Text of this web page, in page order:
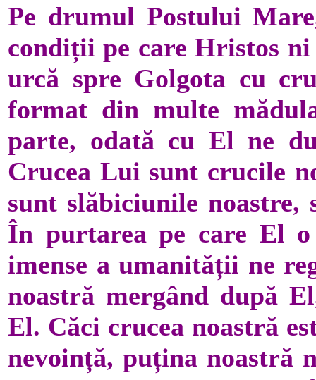
Pe drumul Postului
condiții pe care Hristos
urcă spre Golgota cu
format din multe
parte, odată cu El ne
Crucea Lui sunt crucile
sunt slăbiciunile noastre,
În purtarea pe care El
imense a umanității ne
noastră mergând după
El. Căci crucea noastră
nevoință, puțina noastră